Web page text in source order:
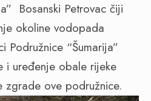
Bosanski Petrovac čiji
okoline vodopada
Podružnice “Šumarija”
i uređenje obale rijeke
zgrade ove podružnice.